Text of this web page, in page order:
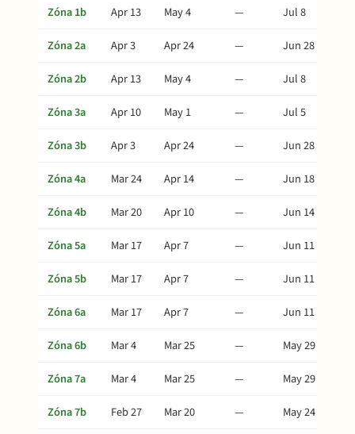
Zóna 1b
Apr 13 May 4 —
Jul 8
Zóna 2a
Apr 3 Apr 24 —
Jun 28
Zóna 2b
Apr 13 May 4 —
Jul 8
Zóna 3a
Apr 10 May 1 —
Jul 5
Zóna 3b
Apr 3 Apr 24 —
Jun 28
Zóna 4a
Mar 24 Apr 14 —
Jun 18
Zóna 4b
Mar 20 Apr 10 —
Jun 14
Zóna 5a
Mar 17 Apr 7 —
Jun 11
Zóna 5b
Mar 17 Apr 7 —
Jun 11
Zóna 6a
Mar 17 Apr 7 —
Jun 11
Zóna 6b
Mar 4 Mar 25 —
May 29
Zóna 7a
Mar 4 Mar 25 —
May 29
Zóna 7b
Feb 27 Mar 20 — May 24